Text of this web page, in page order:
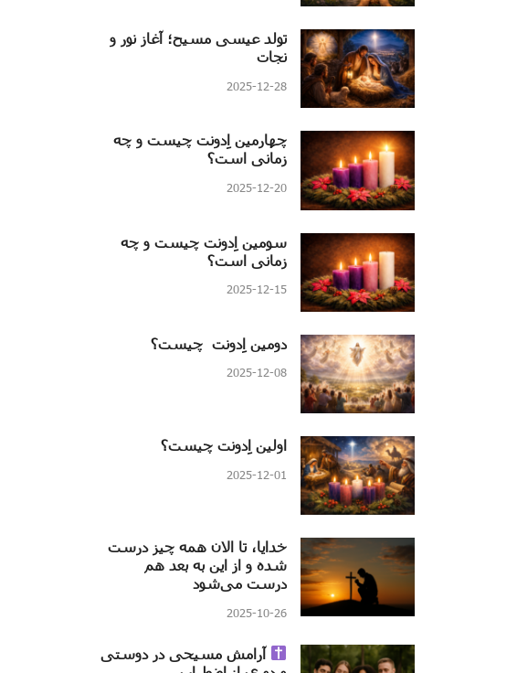
تولد عیسی مسیح؛ آغاز نور و
نجات
2025-12-28
چهارمین اِدونت چیست و چه
زمانی است؟
2025-12-20
سومین اِدونت چیست و چه
زمانی است؟
2025-12-15
دومین اِدونت چیست؟
2025-12-08
اولین اِدونت چیست؟
2025-12-01
خدایا، تا الان همه چیز درست
شده و از این به بعد هم
درست می‌شود
2025-10-26
آرامش مسیحی در دوستی